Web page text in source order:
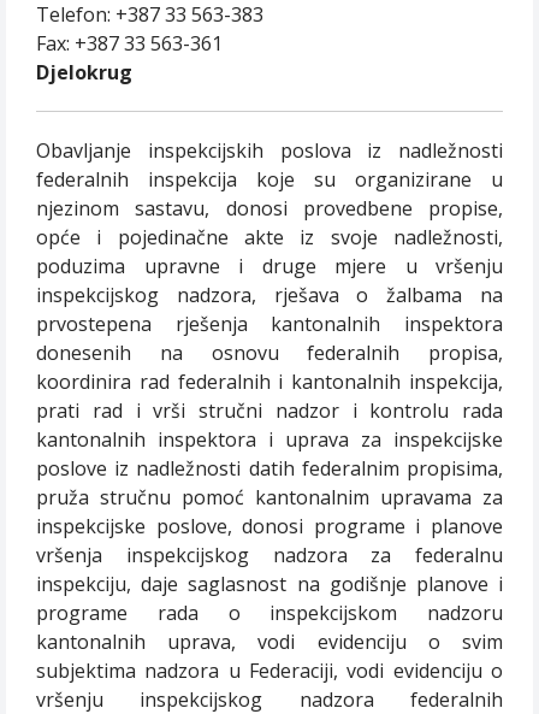
Telefon: +387 33 563-383
Fax: +387 33 563-361
Djelokrug
Obavljanje inspekcijskih poslova iz nadležnosti
federalnih inspekcija koje su organizirane u
njezinom sastavu, donosi provedbene propise,
opće i pojedinačne akte iz svoje nadležnosti,
poduzima upravne i druge mjere u vršenju
inspekcijskog nadzora, rješava o žalbama na
prvostepena rješenja kantonalnih inspektora
donesenih na osnovu federalnih propisa,
koordinira rad federalnih i kantonalnih inspekcija,
prati rad i vrši stručni nadzor i kontrolu rada
kantonalnih inspektora i uprava za inspekcijske
poslove iz nadležnosti datih federalnim propisima,
pruža stručnu pomoć kantonalnim upravama za
inspekcijske poslove, donosi programe i planove
vršenja inspekcijskog nadzora za federalnu
inspekciju, daje saglasnost na godišnje planove i
programe rada o inspekcijskom nadzoru
kantonalnih uprava, vodi evidenciju o svim
subjektima nadzora u Federaciji, vodi evidenciju o
vršenju inspekcijskog nadzora federalnih